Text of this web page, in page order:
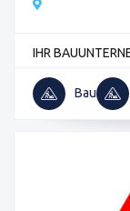
IHR
Bau